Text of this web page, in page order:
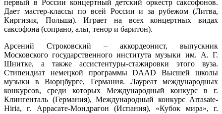
первый в России концертный детский оркестр саксофонов.
Дает мастер-классы по всей России и за рубежом (Литва,
Киргизия, Польша). Играет на всех концертных видах
саксофона (сопрано, альт, тенор и баритон).
Арсений Строковский – аккордеонист, выпускник
Московского государственного института музыки им. А. Г.
Шнитке, а также ассистентуры-стажировки этого вуза.
Стипендиат немецкой программы DAAD Высшей школы
музыки в Вюрцбурге, Германия. Лауреат международных
конкурсов, среди которых Международный конкурс в г.
Клингенталь (Германия), Международный конкурс Arrasate-
Hiria, г. Аррасате-Мондрагон (Испания), «Кубок мира», г.